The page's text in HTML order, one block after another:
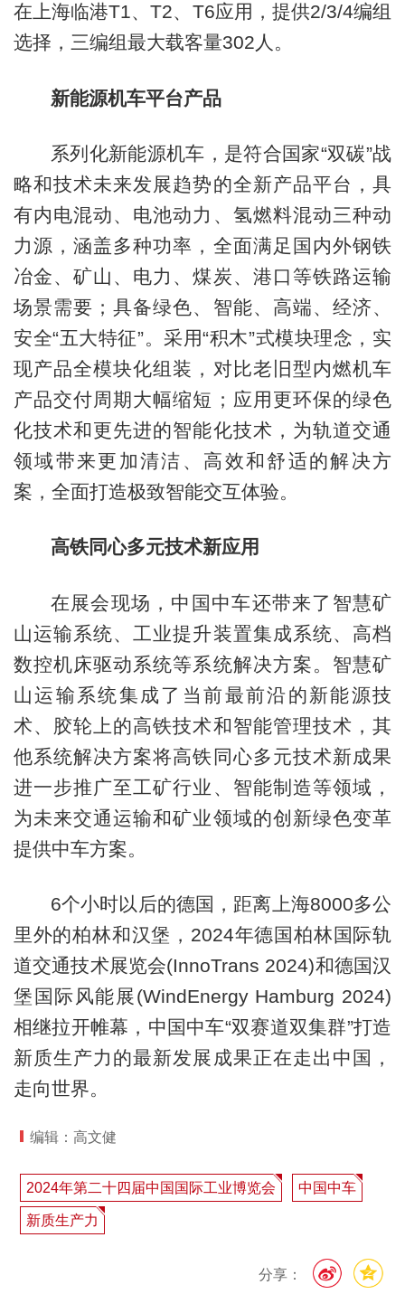
在上海临港T1、T2、T6应用，提供2/3/4编组
选择，三编组最大载客量302人。
新能源机车平台产品
系列化新能源机车，是符合国家“双碳”战
略和技术未来发展趋势的全新产品平台，具
有内电混动、电池动力、氢燃料混动三种动
力源，涵盖多种功率，全面满足国内外钢铁
冶金、矿山、电力、煤炭、港口等铁路运输
场景需要；具备绿色、智能、高端、经济、
安全“五大特征”。采用“积木”式模块理念，实
现产品全模块化组装，对比老旧型内燃机车
产品交付周期大幅缩短；应用更环保的绿色
化技术和更先进的智能化技术，为轨道交通
领域带来更加清洁、高效和舒适的解决方
案，全面打造极致智能交互体验。
高铁同心多元技术新应用
在展会现场，中国中车还带来了智慧矿
山运输系统、工业提升装置集成系统、高档
数控机床驱动系统等系统解决方案。智慧矿
山运输系统集成了当前最前沿的新能源技
术、胶轮上的高铁技术和智能管理技术，其
他系统解决方案将高铁同心多元技术新成果
进一步推广至工矿行业、智能制造等领域，
为未来交通运输和矿业领域的创新绿色变革
提供中车方案。
6个小时以后的德国，距离上海8000多公
里外的柏林和汉堡，2024年德国柏林国际轨
道交通技术展览会(InnoTrans 2024)和德国汉
堡国际风能展(WindEnergy Hamburg 2024)
相继拉开帷幕，中国中车“双赛道双集群”打造
新质生产力的最新发展成果正在走出中国，
走向世界。
编辑：高文健
2024年第二十四届中国国际工业博览会 中国中车
新质生产力
分享：